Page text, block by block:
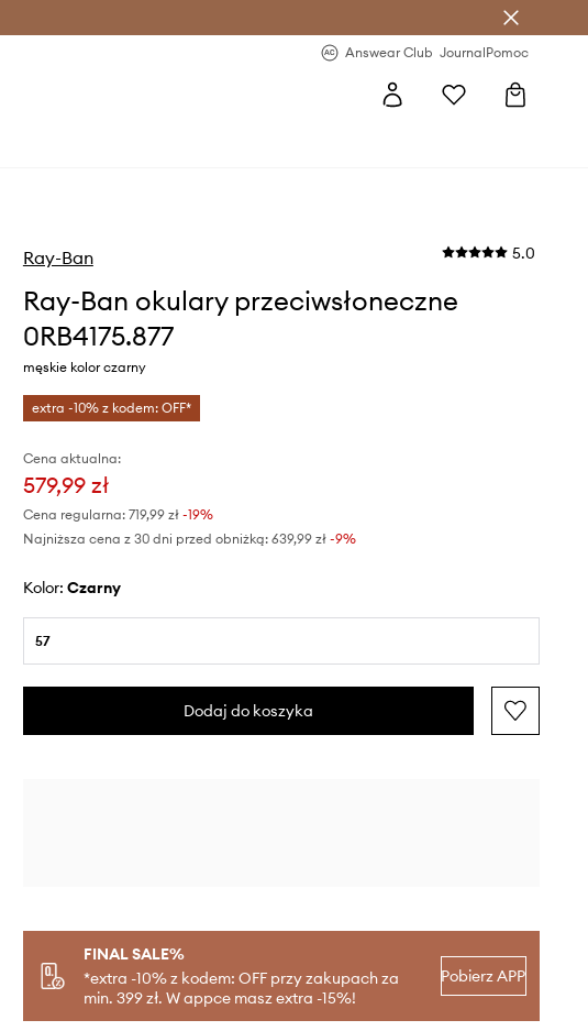
Answear Club JournalPomoc
Ray-Ban 5.0
Ray-Ban okulary przeciwsłoneczne
0RB4175.877
męskie kolor czarny
extra -10% z kodem: OFF*
Cena aktualna:
579,99 zł
Cena regularna: 719,99 zł-19%
Najniższa cena z 30 dni przed obniżką: 639,99 zł -9%
Kolor: czarny
57
Dodaj do koszyka
FINAL SALE%
*extra -10% z kodem: OFF przy zakupach za
min. 399 zł. W appce masz extra -15%!
Pobierz APP